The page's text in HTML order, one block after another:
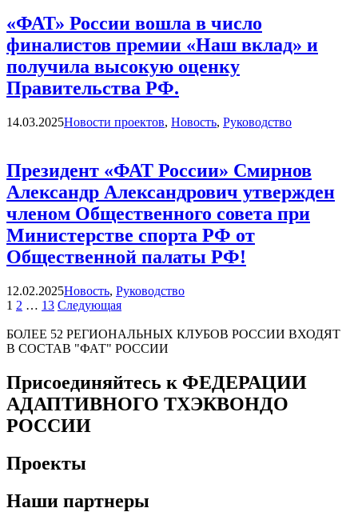
«ФАТ» России вошла в число
финалистов премии «Наш вклад» и
получила высокую оценку
Правительства РФ.
14.03.2025Категории
Новости проектов, Новость, Руководство
Президент «ФАТ России» Смирнов
Александр Александрович утвержден
членом Общественного совета при
Министерстве спорта РФ от
Общественной палаты РФ!
12.02.2025Категории
Новость, Руководство
Навигация
по
записям
Страница
1 Страница
2 … Страница
13 СледующаяСтраница
БОЛЕЕ 52 РЕГИОНАЛЬНЫХ КЛУБОВ РОССИИ ВХОДЯТ
В СОСТАВ "ФАТ" РОССИИ
Присоединяйтесь к ФЕДЕРАЦИИ
АДАПТИВНОГО ТХЭКВОНДО
РОССИИ
Проекты
Наши партнеры